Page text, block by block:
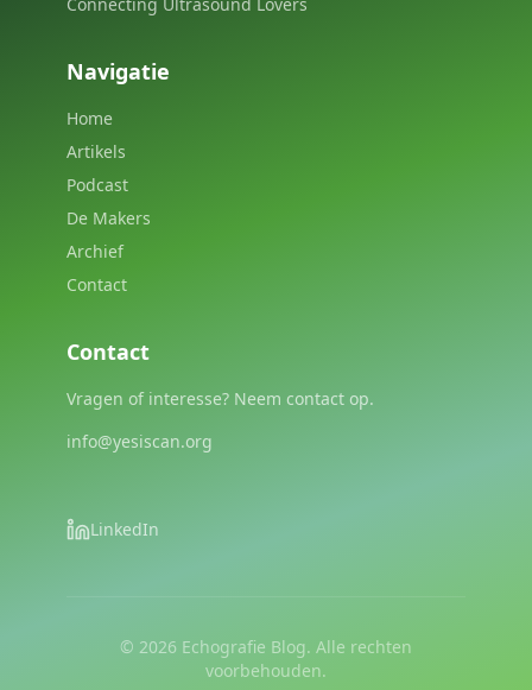
Navigatie
Home
Artikels
Podcast
De Makers
Archief
Contact
Contact
Vragen of interesse? Neem contact op.
info@yesiscan.org
LinkedIn
© 2026 Echografie Blog. Alle rechten
voorbehouden.